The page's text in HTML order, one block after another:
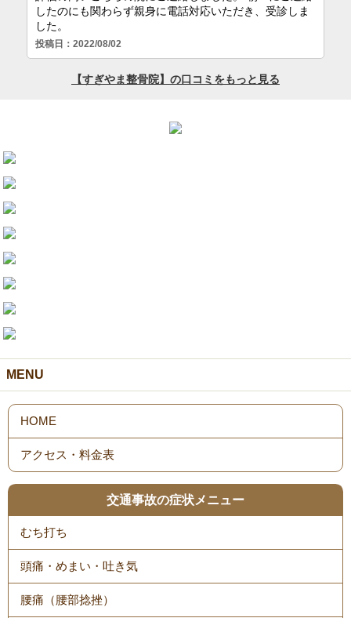
MENU
HOME
アクセス・料金表
交通事故の症状メニュー
むち打ち
頭痛・めまい・吐き気
腰痛（腰部捻挫）